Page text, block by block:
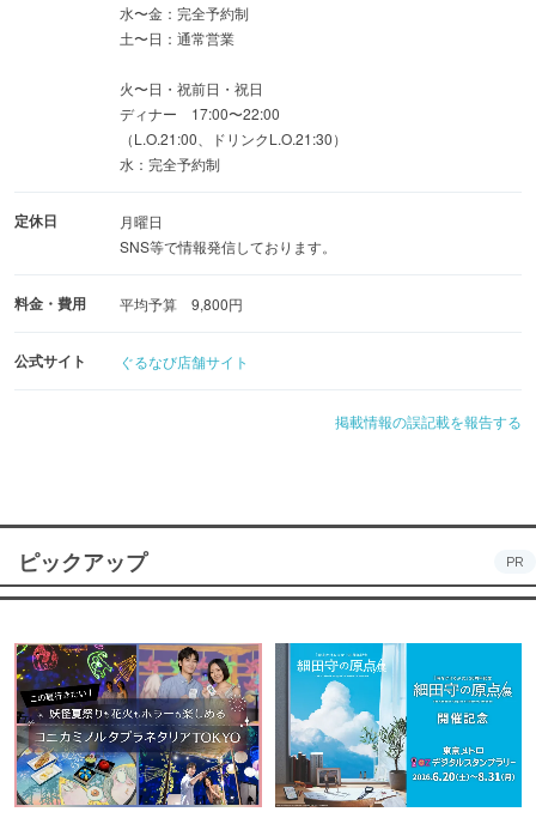
水〜金：完全予約制
土〜日：通常営業
火〜日・祝前日・祝日
ディナー 17:00〜22:00
（L.O.21:00、ドリンクL.O.21:30）
水：完全予約制
定休日
月曜日
SNS等で情報発信しております。
料金・費用 平均予算 9,800円
公式サイト ぐるなび店舗サイト
掲載情報の誤記載を報告する
ピックアップ PR